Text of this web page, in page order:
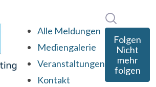
Alle Meldungen
Mediengalerie
Veranstaltungen
Kontakt
Folgen
Nicht
mehr
folgen